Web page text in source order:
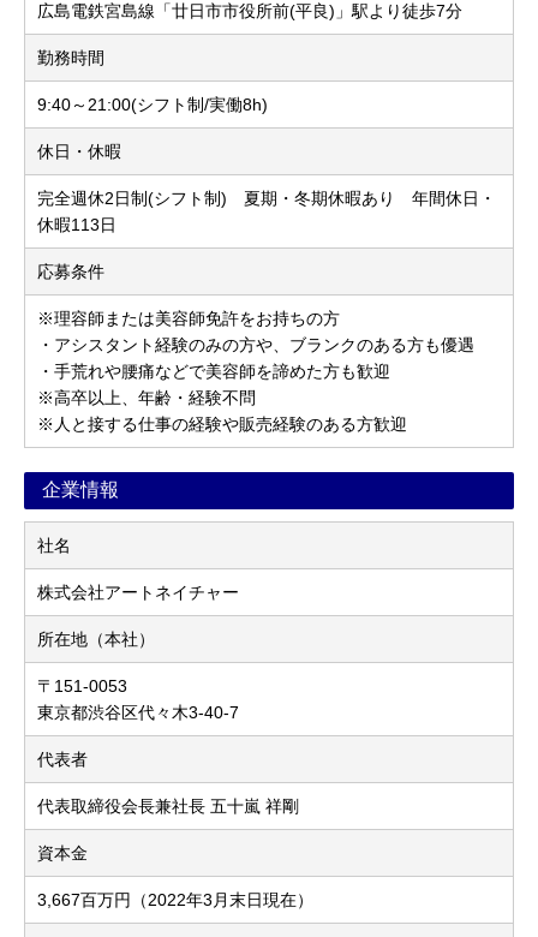
広島電鉄宮島線「廿日市市役所前(平良)」駅より徒歩7分
勤務時間
9:40～21:00(シフト制/実働8h)
休日・休暇
完全週休2日制(シフト制) 夏期・冬期休暇あり 年間休日・
休暇113日
応募条件
※理容師または美容師免許をお持ちの方
・アシスタント経験のみの方や、ブランクのある方も優遇
・手荒れや腰痛などで美容師を諦めた方も歓迎
※高卒以上、年齢・経験不問
※人と接する仕事の経験や販売経験のある方歓迎
企業情報
社名
株式会社アートネイチャー
所在地（本社）
〒151-0053
東京都渋谷区代々木3-40-7
代表者
代表取締役会長兼社長 五十嵐 祥剛
資本金
3,667百万円（2022年3月末日現在）